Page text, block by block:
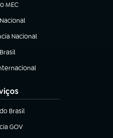
MEC
em nova aba)
Nacional
aba)
em nova aba)
aba)
Brasil
nova aba)
GOV
nova aba)